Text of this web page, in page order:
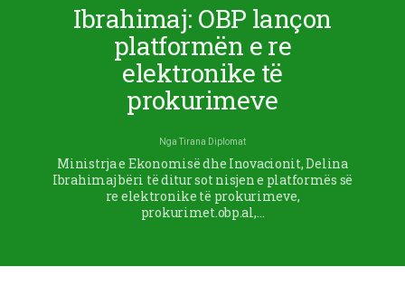
Ibrahimaj: OBP lançon
platformën e re
elektronike të
prokurimeve
NgaTirana Diplomat
Ministrja e Ekonomisë dhe Inovacionit, Delina
Ibrahimaj bëri të ditur sot nisjen e platformës së
re elektronike të prokurimeve,
prokurimet.obp.al,…